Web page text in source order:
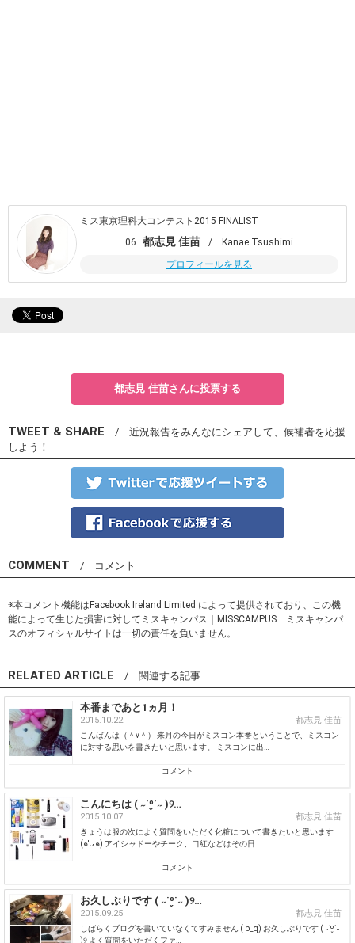
ミス東京理科大コンテスト2015 FINALIST
06. 都志見 佳苗
/ Kanae Tsushimi
プロフィールを見る
都志見 佳苗さんに投票する
TWEET & SHARE / 近況報告をみんなにシェアして、候補者を応援
しよう！
COMMENT / コメント
※本コメント機能はFacebook Ireland Limited によって提供されており、この機
能によって生じた損害に対してミスキャンパス｜MISSCAMPUS ミスキャンパ
スのオフィシャルサイトは一切の責任を負いません。
RELATED ARTICLE / 関連する記事
本番まであと1ヵ月！
都志見 佳苗
2015.10.22
こんばんは（＾ν＾） 来月の今日がミスコン本番ということで、ミスコン
に対する思いを書きたいと思います。 ミスコンに出…
コメント
こんにちは ( ˶˙º̬˙˶ )୨…
都志見 佳苗
2015.10.07
きょうは服の次によく質問をいただく化粧について書きたいと思います
(๑'ᴗ'๑) アイシャドーやチーク、口紅などはその日…
コメント
お久しぶりです ( ˶˙º̬˙˶ )୨…
都志見 佳苗
2015.09.25
しばらくブログを書いていなくてすみません ( p_q) お久しぶりです ( ˶˙º̬˙˶
)୨ よく質問をいただくファ…